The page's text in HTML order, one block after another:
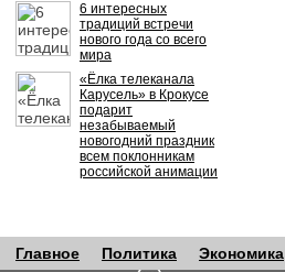
6 интересных
традиций встречи
нового года со всего
мира
«Ёлка телеканала
Карусель» в Крокусе
подарит
незабываемый
новогодний праздник
всем поклонникам
российской анимации
Главное Политика Экономика